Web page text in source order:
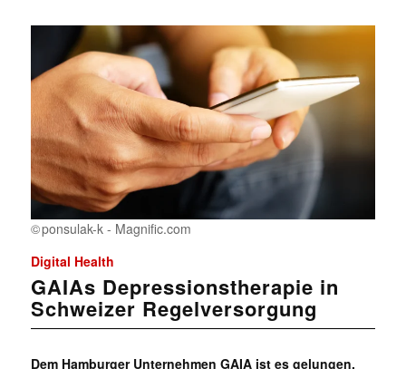
ponsulak-k - Magnific.com
Digital Health
GAIAs Depressionstherapie in
Schweizer Regelversorgung
Dem Hamburger Unternehmen GAIA ist es gelungen,